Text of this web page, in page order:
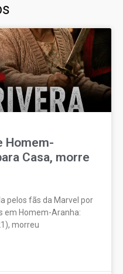
Homem-
Casa, morre
pelos fãs da Marvel por
em Homem-Aranha:
morreu